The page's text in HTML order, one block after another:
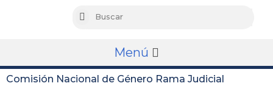
Buscar
Menú
Comisión Nacional de Género Rama Judicial